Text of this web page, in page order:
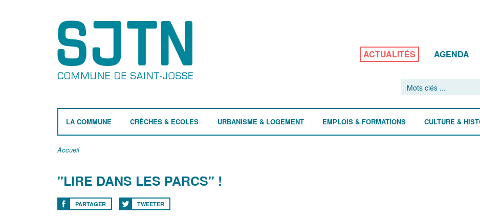
ACTUALITÉS AGENDA
LA COMMUNE CRÈCHES & ECOLES URBANISME & LOGEMENT EMPLOIS & FORMATIONS CULTURE &
Accueil
"LIRE DANS LES PARCS" !
PARTAGER TWEETER